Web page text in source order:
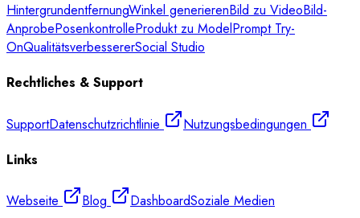
HintergrundentfernungWinkel generierenBild zu VideoBild-
AnprobePosenkontrolleProdukt zu ModelPrompt Try-
OnQualitätsverbessererSocial Studio
Rechtliches & Support
SupportDatenschutzrichtlinie
Nutzungsbedingungen
Links
Webseite Blog DashboardSoziale Medien